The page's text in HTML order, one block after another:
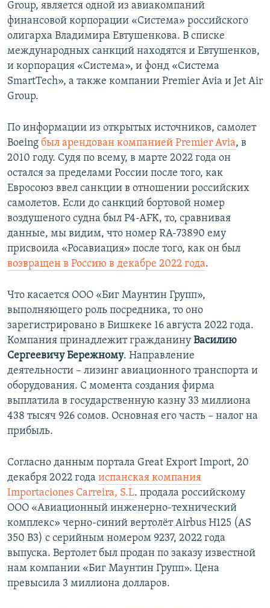
Group, является одной из авиакомпаний
финансовой корпорации «Система» российского
олигарха Владимира Евтушенкова. В списке
международных санкций находятся и Евтушенков,
и корпорация «Система», и фонд «Система
SmartTech», а также компании Premier Avia и Jet Air
Group.
По информации из открытых источников, самолет
Boeing был арендован компанией Premier Avia, в
2010 году. Судя по всему, в марте 2022 года он
остался за пределами России после того, как
Евросоюз ввел санкции в отношении российских
самолетов. Если до санкций бортовой номер
воздушеного судна был P4-AFK, то, сравнивая
данные, мы видим, что номер RA-73890 ему
присвоила «Росавиация» после того, как он был
возвращен в Россию в декабре 2022 года.
Что касается ООО «Биг Маунтин Групп»,
выполняющего роль посредника, то оно
зарегистрировано в Бишкеке 16 августа 2022 года.
Компания принадлежит гражданину Василию
Сергеевичу Бережному. Направление
деятельности – лизинг авиационного транспорта и
оборудования. С момента создания фирма
выплатила в государственную казну 33 миллиона
438 тысяч 926 сомов. Основная его часть – налог на
прибыль.
Согласно данным портала Great Export Import, 20
декабря 2022 года испанская компания
Importaciones Carreira, S.L. продала российскому
ООО «Авиационный инженерно-технический
комплекс» черно-синий вертолёт Airbus H125 (AS
350 B3) с серийным номером 9237, 2022 года
выпуска. Вертолет был продан по заказу известной
нам компании «Биг Маунтин Групп». Цена
превысила 3 миллиона долларов.